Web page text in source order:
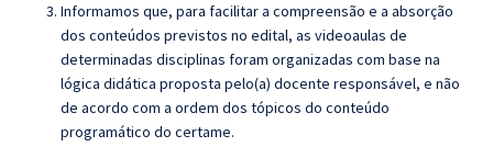
Informamos que, para facilitar a compreensão e a absorção
dos conteúdos previstos no edital, as videoaulas de
determinadas disciplinas foram organizadas com base na
lógica didática proposta pelo(a) docente responsável, e não
de acordo com a ordem dos tópicos do conteúdo
programático do certame.